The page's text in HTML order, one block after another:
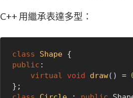
C++ 用繼承表達多型：
class Shape
public :
virtual
void draw() =